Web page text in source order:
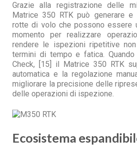
Grazie alla registrazione delle
Matrice 350 RTK può generare
rotte di volo che possono essere
momento per realizzare
rendere le ispezioni ripetitive
termini di tempo e fatica.
Check, [15] il Matrice 350 RTK
automatica e la regolazione
migliorare la precisione delle
delle operazioni di ispezione.
Ecosistema